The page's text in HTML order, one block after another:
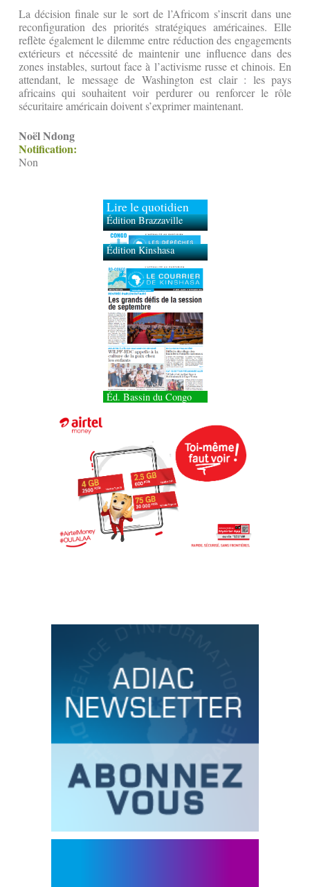
La décision finale sur le sort de l’Africom s’inscrit dans une
reconfiguration des priorités stratégiques américaines. Elle
reflète également le dilemme entre réduction des engagements
extérieurs et nécessité de maintenir une influence dans des
zones instables, surtout face à l’activisme russe et chinois. En
attendant, le message de Washington est clair : les pays
africains qui souhaitent voir perdurer ou renforcer le rôle
sécuritaire américain doivent s’exprimer maintenant.
Noël Ndong
Notification:
Non
Lire le quotidien
Édition Brazzaville
Édition Kinshasa
Éd. Bassin du Congo